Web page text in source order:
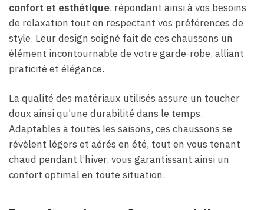
confort et esthétique, répondant ainsi à vos besoins
de relaxation tout en respectant vos préférences de
style. Leur design soigné fait de ces chaussons un
élément incontournable de votre garde-robe, alliant
praticité et élégance.
La qualité des matériaux utilisés assure un toucher
doux ainsi qu’une durabilité dans le temps.
Adaptables à toutes les saisons, ces chaussons se
révèlent légers et aérés en été, tout en vous tenant
chaud pendant l’hiver, vous garantissant ainsi un
confort optimal en toute situation.